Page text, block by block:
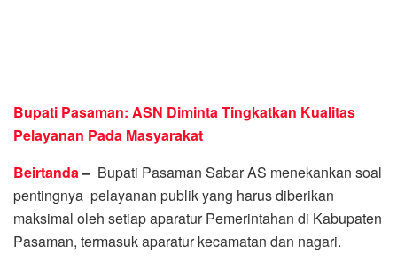
Bupati Pasaman: ASN Diminta Tingkatkan Kualitas
Pelayanan Pada Masyarakat
Beirtanda– Bupati Pasaman Sabar AS menekankan soal
pentingnya pelayanan publik yang harus diberikan
maksimal oleh setiap aparatur Pemerintahan di Kabupaten
Pasaman, termasuk aparatur kecamatan dan nagari.